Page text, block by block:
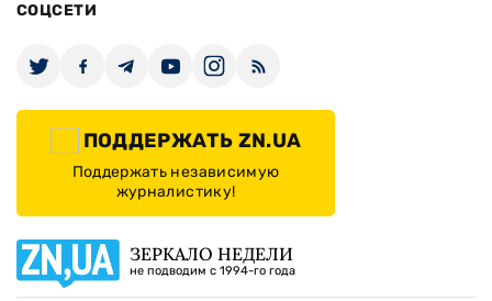
СОЦСЕТИ
ПОДДЕРЖАТЬ ZN.UA
Поддержать независимую
журналистику!
ЗЕРКАЛО НЕДЕЛИ
не подводим с 1994-го года